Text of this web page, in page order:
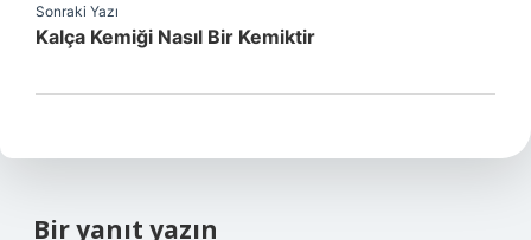
Sonraki Yazı
Kalça Kemiği Nasıl Bir Kemiktir
Bir yanıt yazın